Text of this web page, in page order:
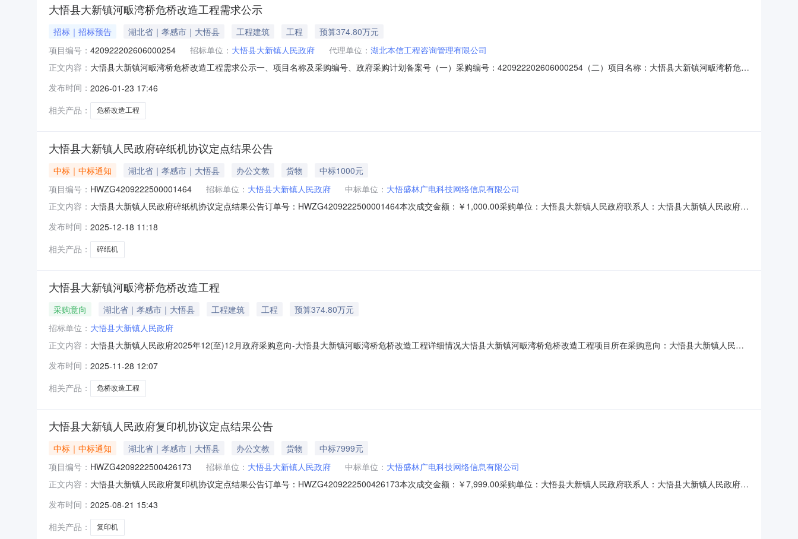
大悟县大新镇河畈湾桥危桥改造工程需求公示
招标｜招标预告 湖北省｜孝感市｜大悟县 工程建筑 工程
预算374.80万元
项目编号： 420922202606000254 招标单位： 大悟县大新镇人民政府 代理单位： 湖北本信工程咨询管理有限公司
正文内容： 大悟县大新镇河畈湾桥危桥改造工程需求公示一、项目名称及采购编号、政府采购计划备案号（一）采购编号：420922202606000254（二）项目名称：大悟县大新镇河畈湾桥危桥
岸村民往来。新建桥梁全长106.08m,桥面宽度为7.5m,桥头设接线与现状道路顺接。（二）采购内容及要求：重建一座中桥并配套建设道路、整治河道等基础设施，连接大新镇与东
新
发布时间： 2026-01-23 17:46
相关产品：
危桥改造工程
大悟县大新镇人民政府碎纸机协议定点结果公告
中标｜中标通知 湖北省｜孝感市｜大悟县 办公文教 货物
中标1000元
项目编号： HWZG4209222500001464 招标单位： 大悟县大新镇人民政府 中标单位： 大悟盛林广电科技网络信息有限公司
正文内容： 大悟县大新镇人民政府碎纸机协议定点结果公告订单号：HWZG4209222500001464本次成交金额：￥1,000.00采购单位：大悟县大新镇人民政府联系人：大悟县大新镇人民政府联
价小计1碎纸机科密/Comet黑金刚+1.0台1.0台￥1,000.00￥1,000.00
发布时间： 2025-12-18 11:18
相关产品：
碎纸机
大悟县大新镇河畈湾桥危桥改造工程
采购意向 湖北省｜孝感市｜大悟县 工程建筑 工程
预算374.80万元
招标单位： 大悟县大新镇人民政府
正文内容： 大悟县大新镇人民政府2025年12(至)12月政府采购意向-大悟县大新镇河畈湾桥危桥改造工程详细情况大悟县大新镇河畈湾桥危桥改造工程项目所在采购意向：大悟县大新镇人民政
概况：重建一座中桥并配套建设道路、整治河道等基础设施，连接大新镇与东新乡，方便两岸村民往来。新建桥梁全长106.08m,桥面宽度为7.5m,桥头设接线与现状道路顺接。预计
采购
发布时间： 2025-11-28 12:07
相关产品：
危桥改造工程
大悟县大新镇人民政府复印机协议定点结果公告
中标｜中标通知 湖北省｜孝感市｜大悟县 办公文教 货物
中标7999元
项目编号： HWZG4209222500426173 招标单位： 大悟县大新镇人民政府 中标单位： 大悟盛林广电科技网络信息有限公司
正文内容： 大悟县大新镇人民政府复印机协议定点结果公告订单号：HWZG4209222500426173本次成交金额：￥7,999.00采购单位：大悟县大新镇人民政府联系人：大悟县大新镇人民政府联
价小计1复印机东芝/TOSHIBA东芝E-2323AM1.0台1.0台￥7,999.00￥7,999.00
发布时间： 2025-08-21 15:43
相关产品：
复印机